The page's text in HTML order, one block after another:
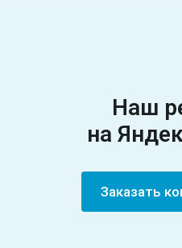
Наш
на
Заказать